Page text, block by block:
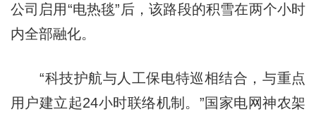
公司启用“电热毯”后，该路段的积雪在两个小时
内全部融化。
“科技护航与人工保电特巡相结合，与重点
用户建立起24小时联络机制。”国家电网神农架